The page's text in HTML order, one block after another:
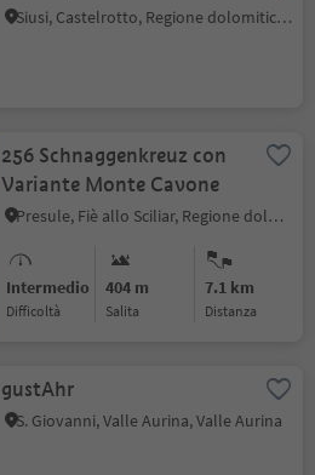
Siusi, Castelrotto, Regione dolomitica Alpe di Siusi
256 Schnaggenkreuz con
Variante Monte Cavone
Presule, Fiè allo Sciliar, Regione dolomitica Alpe di Siusi
Intermedio
Difficoltà
404 m
Salita
7.1 km
distanza
gustAhr
S. Giovanni, Valle Aurina, Valle Aurina